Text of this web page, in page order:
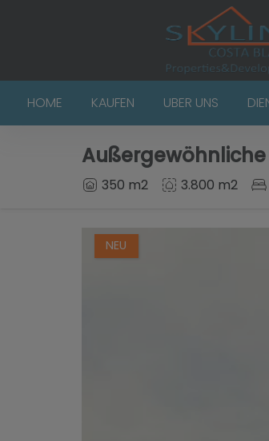
HOME KAUFEN UBER UNS
350 m2 3.800 m2
NEU